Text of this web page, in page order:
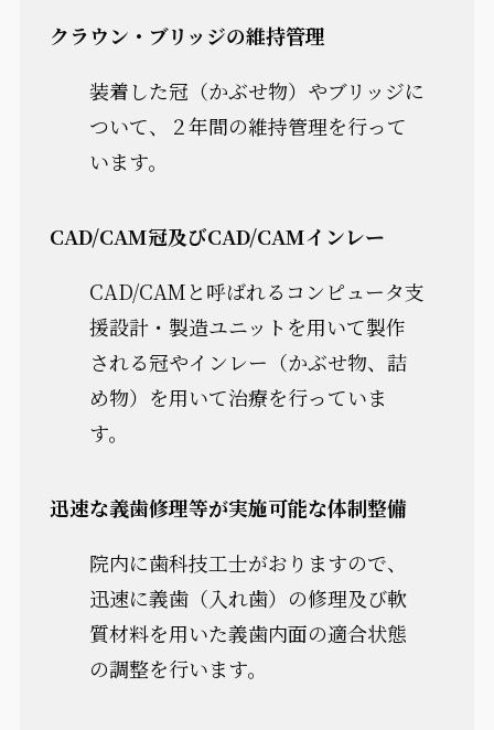
クラウン・ブリッジの維持管理
装着した冠（かぶせ物）やブリッジに
ついて、２年間の維持管理を行って
います。
CAD/CAM冠及びCAD/CAMインレー
CAD/CAMと呼ばれるコンピュータ支
援設計・製造ユニットを用いて製作
される冠やインレー（かぶせ物、詰
め物）を用いて治療を行っていま
す。
迅速な義歯修理等が実施可能な体制整備
院内に歯科技工士がおりますので、
迅速に義歯（入れ歯）の修理及び軟
質材料を用いた義歯内面の適合状態
の調整を行います。